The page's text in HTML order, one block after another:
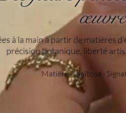
à la main à partir de matières
précision botanique, liberté
Matière · Maîtrise ·